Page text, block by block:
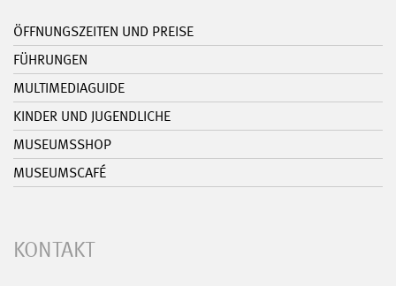
ÖFFNUNGSZEITEN UND PREISE
FÜHRUNGEN
MULTIMEDIAGUIDE
KINDER UND JUGENDLICHE
MUSEUMSSHOP
MUSEUMSCAFÉ
KONTAKT